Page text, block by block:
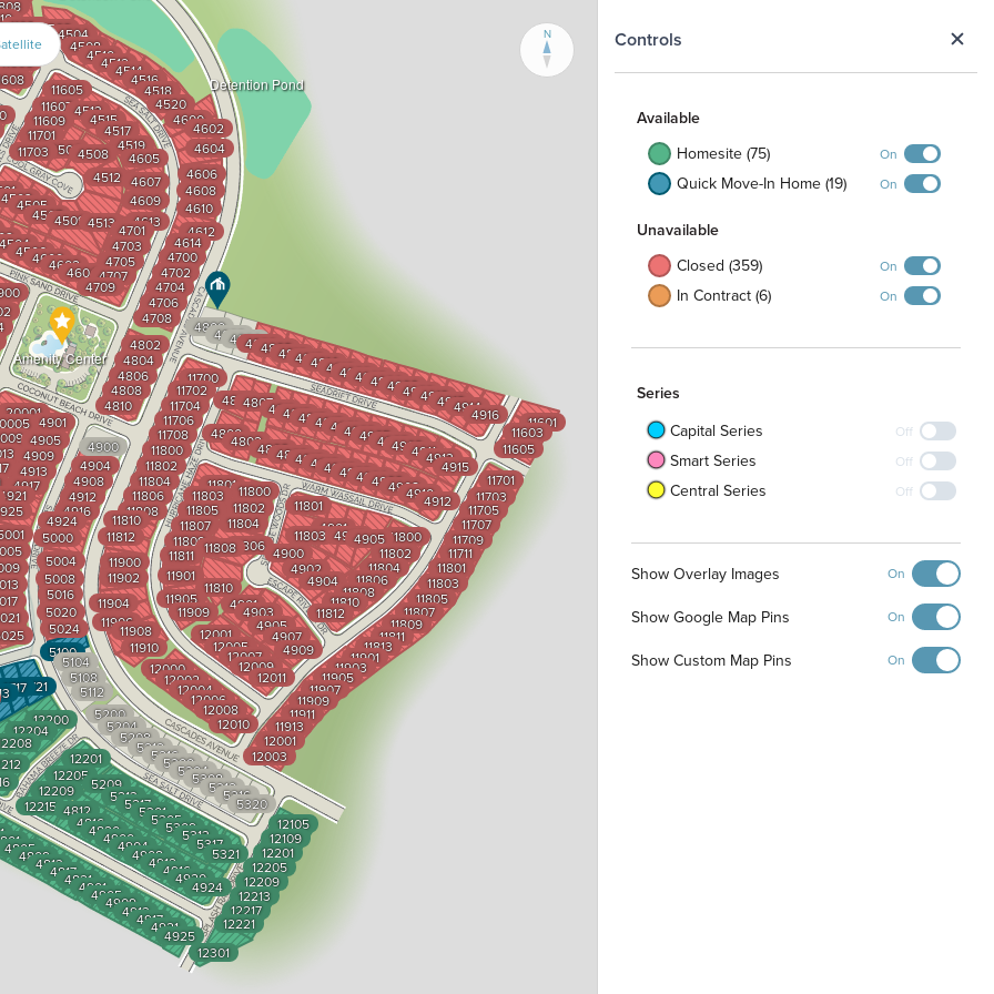
Controls
Available
Homesite (75)
On
Quick Move-In Home (19) On
Unavailable
Closed (359)
On
In Contract (6) On
Series
Capital Series
Off
Smart Series Off
Central Series Off
Show Overlay Images On
Show Google Map Pins On
Show Custom Map Pins On
5320
5316
5312
5308
5304
5300
5216
5212
5208
5204
5200
5112
5108
5104
5024
5020
5016
5008
5004
5000
4924
4916
4912
4908
4904
4905
4909
4913
4917
4921
11800
11802
11804
11806
11808
11810
11812
4904
4902
4900
11803
11801
490149034905
4909
4907
4905
4903
4901
11810
1180811806
11804
11802
11800
12011
12009
12007
12005
12001
11909
11905
11901
11811
11809
11807
11805
11803
11801
4800480248064808481048124900490249044906490849104912
4915
4913
4911
4909
4907
4905
4903
4901
4817
4815
4813
4811
4807
4805
11700
11702
11704
11706
11708
11800
11802
11804
11806
11808
11810
11812
11900
11902
11904
1190611908
11910
12000
12002
12004
12006
12008
12010
12003
12001
11913
11911
11909
11907
11905
11903
11901
11813
11811
11809
11807
11805
11803
11801
11711
11709
11707
11705
11703
11701
11605
11603
11601
4916
4914
4912
4910
4908
4906
4904
4902
4900
4816
4814
4812
4810
4808
4806
4804
4802
4800
45044508
4512
4513
4509
4507
4505
4503
45044506460046024604
4709
4707
4705
4703
47014613
4609
4607
4605
4519
4517
4515
4513
11605
11607
11609
11701
11703
20001
4901
4900
4810
4808
4806
4804
4802
4708
4706
4704
4702
4700
4614
4612
4610
4608
4606
4604
4602
4600
4520
4518
4516
4514
4512
4510
4508
4504
4500
11604
11606
5100
12105
12109
12201
12205
12209
12213
12217
12221
12301
4925
4921
4917
4913
4909
4905
4901
4821
4817
4813
4809
4805
12204
12200
4721
4717
5321
4924
4920
4916
4912
4908
4904
4900
4820
4816
4812
12215
12209
12205
12201
5209
5213521753015305530953135317
Amenity Center
Detention Pond
N